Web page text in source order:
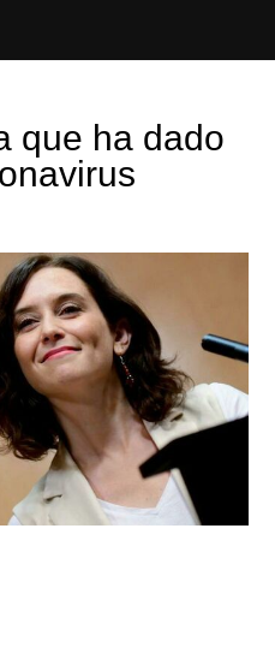
que ha dado